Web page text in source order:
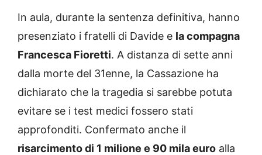
In aula, durante la sentenza definitiva, hanno
presenziato i fratelli di Davide e la compagna
Francesca Fioretti. A distanza di sette anni
dalla morte del 31enne, la Cassazione ha
dichiarato che la tragedia si sarebbe potuta
evitare se i test medici fossero stati
approfonditi. Confermato anche il
risarcimento di 1 milione e 90 mila euro alla